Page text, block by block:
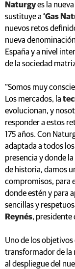
Naturgyes la
sustituye a ‘Gas
nuevos retos
nueva
España y a nivel
de la sociedad
“Somos muy
Los mercados, la
evolucionan, y
responder a estos
175 años. Con
adaptada a todos
presencia y donde
de historia, damos
compromisos, para
donde estén y para
sencillas y
Reynés, presidente
Uno de los
transformador de la
al despliegue del